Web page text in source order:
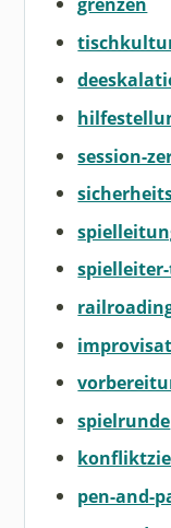
session-
spielrunde
pen-and-